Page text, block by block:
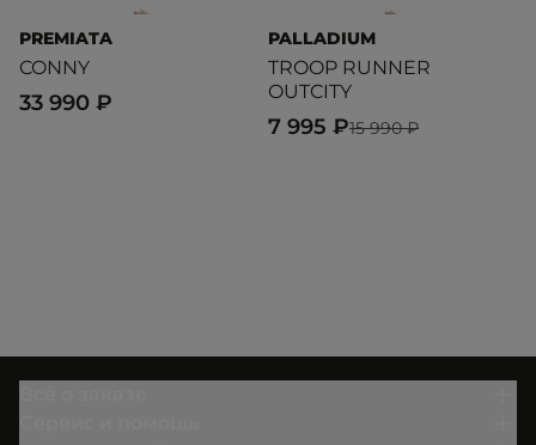
PREMIATA
CONNY
33 990 ₽
PALLADIUM
TROOP RUNNER
OUTCITY
15 990 ₽
7 995 ₽